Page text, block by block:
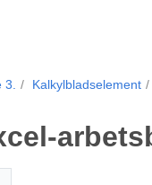
Kalkylbladselement